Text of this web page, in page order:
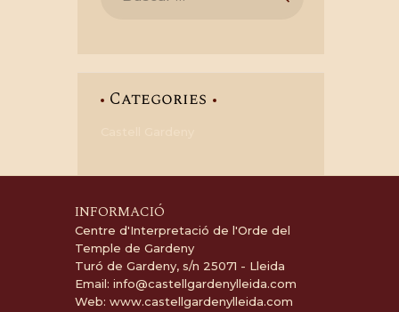
Categories
INFORMACIÓ
Centre d'Interpretació de l'Orde del
Temple de Gardeny
Turó de Gardeny, s/n 25071 - Lleida
Email: info@castellgardenylleida.com
Web: www.castellgardenylleida.com